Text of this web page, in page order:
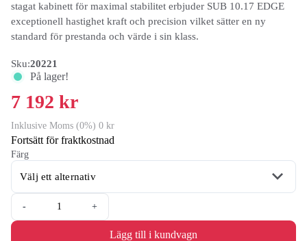
stagat kabinett för maximal stabilitet erbjuder SUB 10.17 EDGE
exceptionell hastighet kraft och precision vilket sätter en ny
standard för prestanda och värde i sin klass.
Sku:20221
På lager!
7 192 kr
Inklusive Moms (0%) 0 kr
Fortsätt för fraktkostnad
Färg
- +
Lägg till i kundvagn